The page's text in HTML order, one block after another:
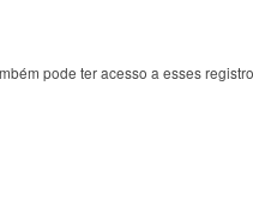
pode ter acesso a esses